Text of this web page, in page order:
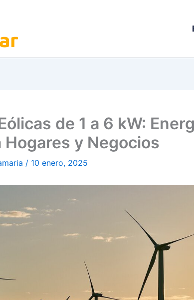
de 1 a 6 kW:
Hogares y Negocios
/ 10 enero, 2025